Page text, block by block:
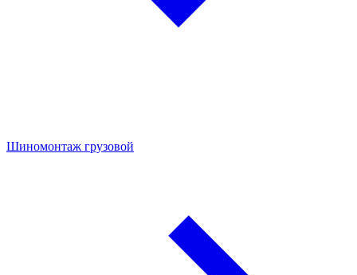
Шиномонтаж грузовой